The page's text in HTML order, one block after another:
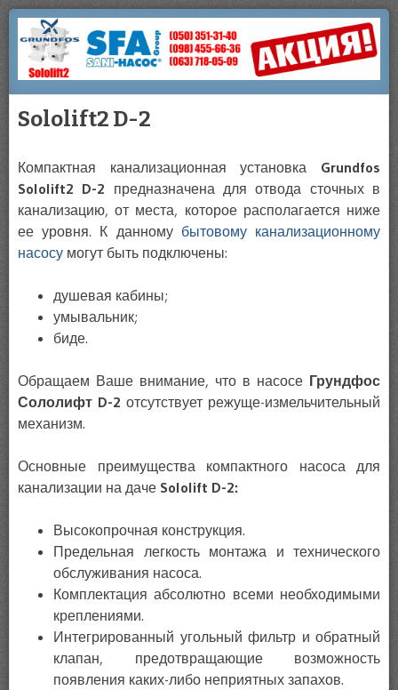
НАСОСЫ
SOLOLIFT
В
КИЕВЕ
Купить
Сололифт
Sololift2 D-2
Компактная канализационная установка Grundfos
Sololift2 D-2 предназначена для отвода сточных в
канализацию, от места, которое располагается ниже
ее уровня. К данному бытовому канализационному
насосу могут быть подключены:
душевая кабины;
умывальник;
биде.
Обращаем Ваше внимание, что в насосе Грундфос
Сололифт D-2 отсутствует режуще-измельчительный
механизм.
Основные преимущества компактного насоса для
канализации на даче Sololift D-2:
Высокопрочная конструкция.
Предельная легкость монтажа и технического
обслуживания насоса.
Комплектация абсолютно всеми необходимыми
креплениями.
Интегрированный угольный фильтр и обратный
клапан, предотвращающие возможность
появления каких-либо неприятных запахов.